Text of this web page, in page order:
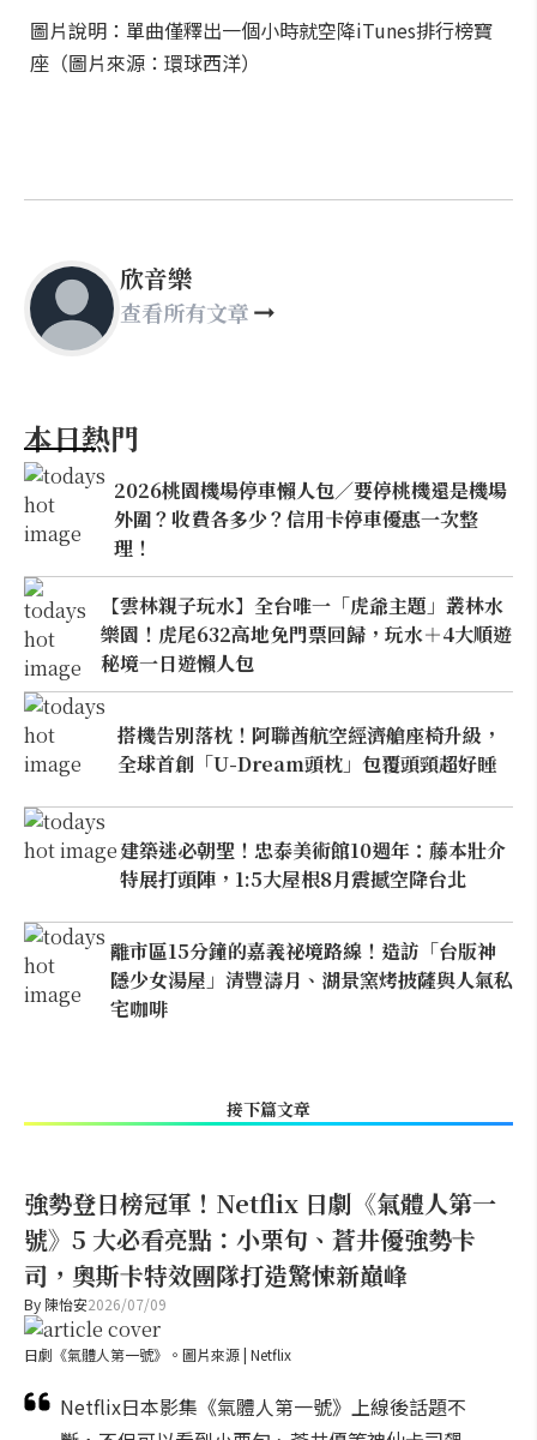
圖片說明：單曲僅釋出一個小時就空降iTunes排行榜寶
座（圖片來源：環球西洋）
欣音樂
查看所有文章
本日熱門
2026桃園機場停車懶人包／要停桃機還是機場
外圍？收費各多少？信用卡停車優惠一次整
理！
【雲林親子玩水】全台唯一「虎爺主題」叢林水
樂園！虎尾632高地免門票回歸，玩水＋4大順遊
秘境一日遊懶人包
搭機告別落枕！阿聯酋航空經濟艙座椅升級，
全球首創「U-Dream頭枕」包覆頭頸超好睡
建築迷必朝聖！忠泰美術館10週年：藤本壯介
特展打頭陣，1:5大屋根8月震撼空降台北
離市區15分鐘的嘉義祕境路線！造訪「台版神
隱少女湯屋」清豐濤月、湖景窯烤披薩與人氣私
宅咖啡
接下篇文章
強勢登日榜冠軍！Netflix 日劇《氣體人第一
號》5 大必看亮點：小栗旬、蒼井優強勢卡
司，奧斯卡特效團隊打造驚悚新巔峰
By 陳怡安2026/07/09
日劇《氣體人第一號》。圖片來源 | Netflix
Netflix日本影集《氣體人第一號》上線後話題不